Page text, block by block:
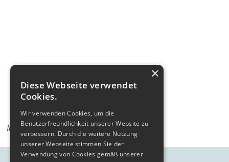
#Versicherungsbedarf
Mette Versicherungsmakler,
×
Diese Webseite verwendet
Cookies.
Wir verwenden Cookies, um die
Benutzerfreundlichkeit unserer Website zu
verbessern. Durch die weitere Nutzung
unserer Webseite stimmen Sie der
Verwendung von Cookies gemäß unserer